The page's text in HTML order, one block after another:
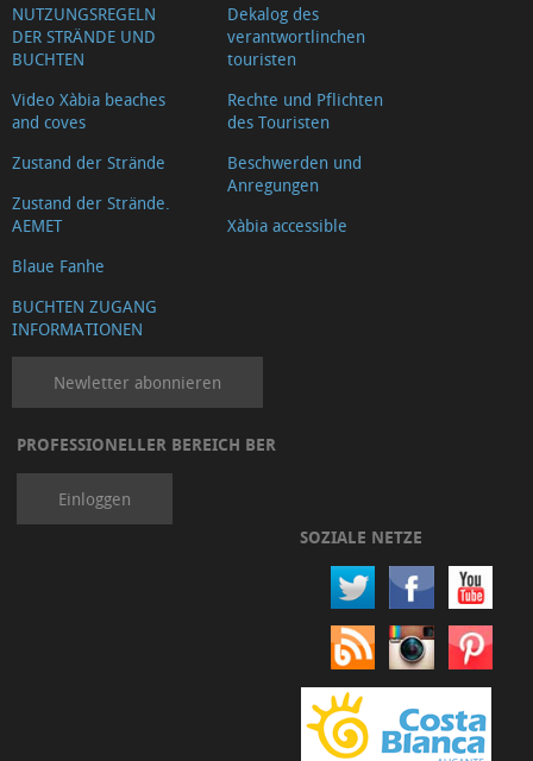
NUTZUNGSREGELN
DER STRÄNDE UND
BUCHTEN
Video Xàbia beaches
and coves
Zustand der Strände
Zustand der Strände.
AEMET
Blaue Fanhe
BUCHTEN ZUGANG
INFORMATIONEN
Dekalog des
verantwortlinchen
touristen
Rechte und Pflichten
des Touristen
Beschwerden und
Anregungen
Xàbia accessible
Newletter abonnieren
PROFESSIONELLER BEREICH BER
Einloggen
SOZIALE NETZE